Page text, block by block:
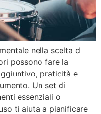
nella scelta di
possono fare la
praticità e
Un set di
essenziali o
ti aiuta a pianificare